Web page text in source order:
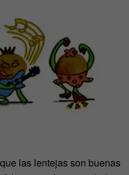
las lentejas son buenas